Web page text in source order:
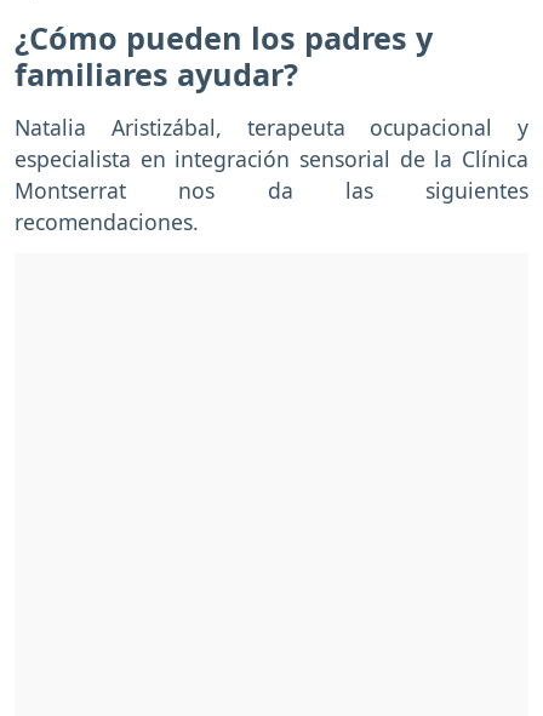
¿Cómo pueden los padres y
familiares ayudar?
Natalia Aristizábal, terapeuta ocupacional y
especialista en integración sensorial de la Clínica
Montserrat nos da las siguientes
recomendaciones.